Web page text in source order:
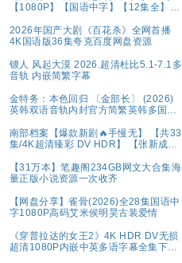
【1080P】【国语中字】【12集全】
2026年国产大剧《百花杀》全网首播
4K国语版36集夸克百度网盘资源
镖人 风起大漠 2026.超清杜比5.1-7.1多
音轨 内嵌简繁字幕
金特务：本色回归 〔金部长〕 (2026)
英韩双语音轨内封官方简繁英韩多国字
3GB】
南部档案【爆款新剧🔥手慢无】 【共33
集/4K超清臻彩 DV HDR】 【张新成、
【31万本】笔趣阁234GB网文大合集海
量正版小说资源一次收齐
【网盘分享】雀骨(2026)全28集国语中
字1080P高码艾米侯明昊古装爱情
《穿普拉达的女王2》4K HDR DV无损
超清1080P内嵌中英多语字幕全集下载